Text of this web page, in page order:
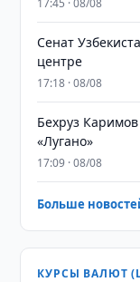
17:45 · 08/08
Сенат
центре
17:18 · 08/08
Бехруз
«Лугано»
17:09 · 08/08
Больше
КУРСЫ ВАЛЮТ